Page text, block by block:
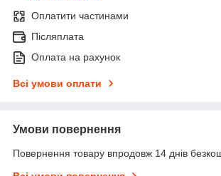
Оплатити частинами
Післяплата
Оплата на рахунок
Всі умови оплати
Умови повернення
Повернення товару впродовж 14 днів